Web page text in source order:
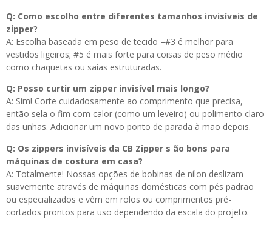
Q: Como escolho entre diferentes tamanhos invisíveis de
zipper?
A: Escolha baseada em peso de tecido –#3 é melhor para
vestidos ligeiros; #5 é mais forte para coisas de peso médio
como chaquetas ou saias estruturadas.
Q: Posso curtir um zipper invisível mais longo?
A: Sim! Corte cuidadosamente ao comprimento que precisa,
então sela o fim com calor (como um leveiro) ou polimento claro
das unhas. Adicionar um novo ponto de parada à mão depois.
Q: Os zippers invisíveis da CB Zipper s ão bons para
máquinas de costura em casa?
A: Totalmente! Nossas opções de bobinas de nílon deslizam
suavemente através de máquinas domésticas com pés padrão
ou especializados e vêm em rolos ou comprimentos pré-
cortados prontos para uso dependendo da escala do projeto.